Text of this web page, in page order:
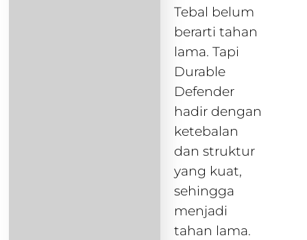
Tebal belum
berarti tahan
lama. Tapi
Durable
Defender
hadir dengan
ketebalan
dan struktur
yang kuat,
sehingga
menjadi
tahan lama.